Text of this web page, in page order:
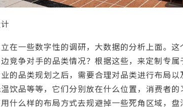
在一些数字性的调研，大数据的分析上面。这
竞争对手的品类情况？根据这些，来定制专
的品类规划之后，需要合理对品类进行布局以
饮品等等，它们分别放在什么位置，消费者
什么样的布局方式去规避掉一些死角区域，